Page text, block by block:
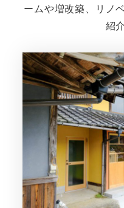
ームや増改築、リノ
紹